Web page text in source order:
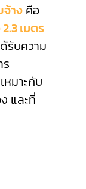
จ้างคือ
เมตร
รับความ
มาะกับ
และที่